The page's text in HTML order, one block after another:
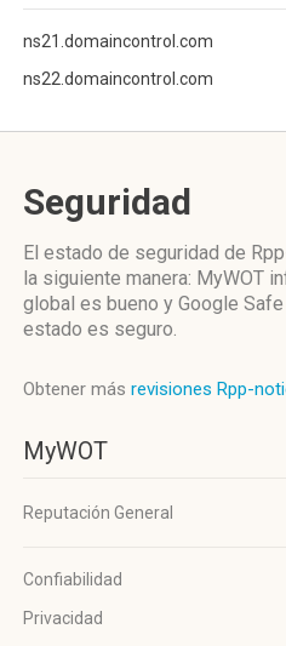
ns21.domaincontrol.com
ns22.domaincontrol.com
Seguridad
El estado de seguridad de
la siguiente manera: MyWOT
global es bueno y Google
estado es seguro.
Obtener más revisiones Rpp-
MyWOT
Reputación General
Confiabilidad
Privacidad